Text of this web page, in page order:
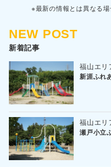
※最新の情報とは異なる場
NEW POST
新着記事
福山エリ
新涯ふれ
福山エリ
瀬戸小立